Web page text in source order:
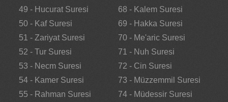
49 - Hucurat Suresi
50 - Kaf Suresi
51 - Zariyat Suresi
52 - Tur Suresi
53 - Necm Suresi
54 - Kamer Suresi
55 - Rahman Suresi
68 - Kalem Suresi
69 - Hakka Suresi
70 - Me'aric Suresi
71 - Nuh Suresi
72 - Cin Suresi
73 - Müzzemmil Suresi
74 - Müdessir Suresi